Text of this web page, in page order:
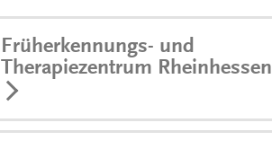
Früherkennungs- und
Therapiezentrum Rheinhessen